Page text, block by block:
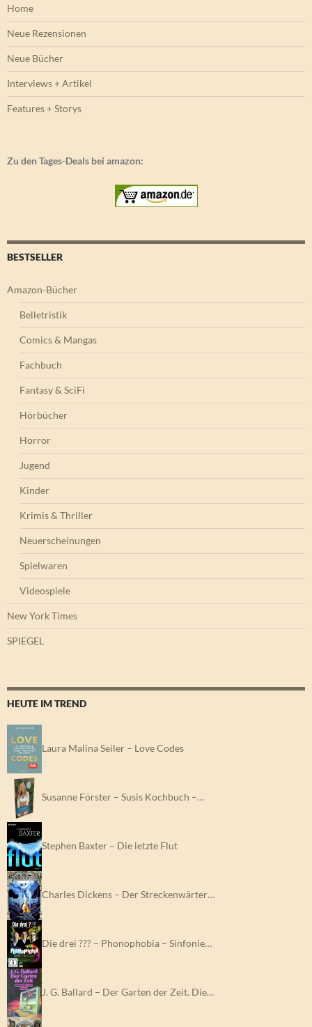
Home
Neue Rezensionen
Neue Bücher
Interviews + Artikel
Features + Storys
Zu den Tages-Deals bei amazon:
BESTSELLER
Amazon-Bücher
Belletristik
Comics & Mangas
Fachbuch
Fantasy & SciFi
Hörbücher
Horror
Jugend
Kinder
Krimis & Thriller
Neuerscheinungen
Spielwaren
Videospiele
New York Times
SPIEGEL
HEUTE IM TREND
Laura Malina Seiler – Love Codes
Susanne Förster – Susis Kochbuch –…
Stephen Baxter – Die letzte Flut
Charles Dickens – Der Streckenwärter…
Die drei ??? – Phonophobia – Sinfonie…
J. G. Ballard – Der Garten der Zeit. Die…